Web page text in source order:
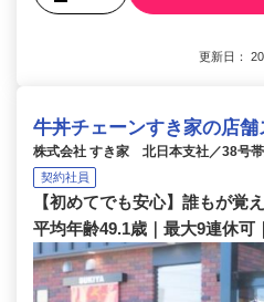
更新日：
牛丼チェーンすき家の店
株式会社 すき家 北日本支社／38号
契約社員
【初めてでも安心】誰もが覚
平均年齢49.1歳｜最大9連休可